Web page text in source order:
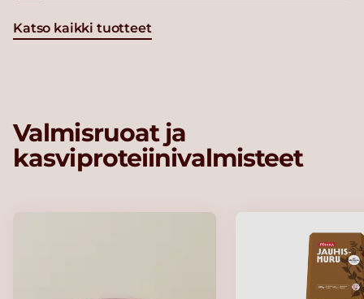
Katso kaikki tuotteet
Valmisruoat ja
kasviproteiinivalmisteet